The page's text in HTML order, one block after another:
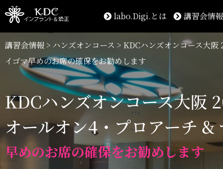
labo.Digi.とは 講習会情報
講習会情報 > ハンズオンコース > KDCハンズオンコース大阪
イゴマ早めのお席の確保をお勧めします
KDCハンズオンコース大阪
オールオン4・プロアーチ &
早めのお席の確保をお勧めします